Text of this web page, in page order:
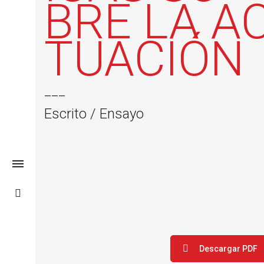
BRE LA
TUACIÓN
Escrito / Ensayo
Descargar PDF